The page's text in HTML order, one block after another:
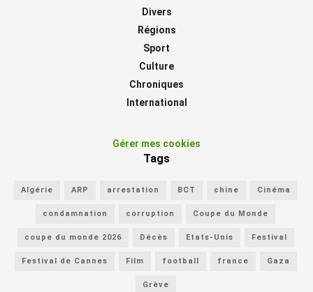
Divers
Régions
Sport
Culture
Chroniques
International
Gérer mes cookies
Tags
Algérie ARP arrestation BCT chine Cinéma
condamnation corruption Coupe du Monde
coupe du monde 2026 Décès Etats-Unis Festival
Festival de Cannes Film football france Gaza
Grève